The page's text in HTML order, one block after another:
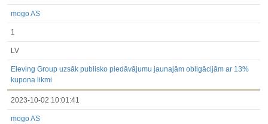
mogo AS
1
LV
Eleving Group uzsāk publisko piedāvājumu jaunajām obligācijām ar 13%
kupona likmi
2023-10-02 10:01:41
mogo AS